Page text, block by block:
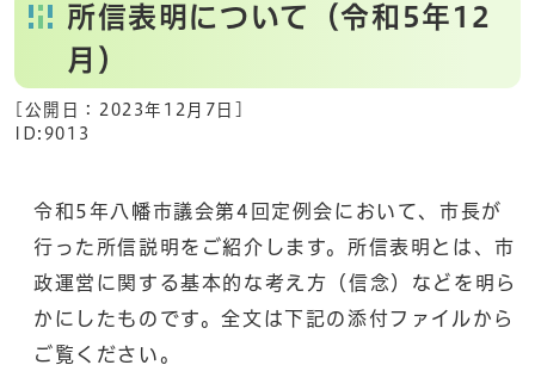
所信表明について（令和5年12
月）
[公開日： 2023年12月7日
ID:9013
令和5年八幡市議会第4回定例会において、市長が
行った所信説明をご紹介します。所信表明とは、市
政運営に関する基本的な考え方（信念）などを明ら
かにしたものです。全文は下記の添付ファイルから
ご覧ください。